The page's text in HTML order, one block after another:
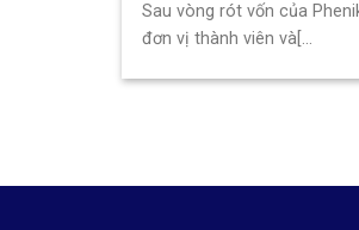
Sau vòng rót vốn của
đơn vị thành viên và[...